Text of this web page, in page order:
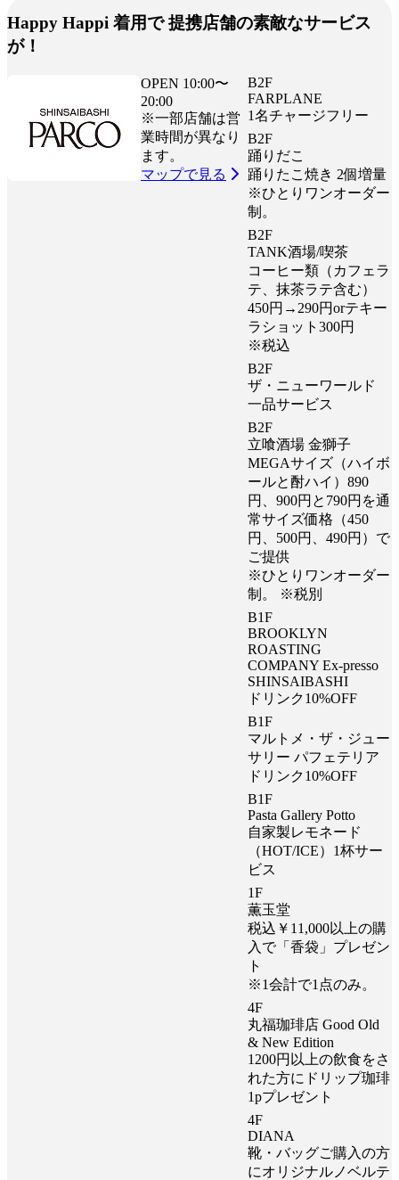
Happy Happi 着用で 提携店舗の素敵なサービス
が！
OPEN 10:00〜
20:00
※一部店舗は営
業時間が異なり
ます。
マップで見る
B2F
FARPLANE
1名チャージフリー
B2F
踊りだこ
踊りたこ焼き 2個増量
※ひとりワンオーダー
制。
B2F
TANK酒場/喫茶
コーヒー類（カフェラ
テ、抹茶ラテ含む）
450円→290円orテキー
ラショット300円
※税込
B2F
ザ・ニューワールド
一品サービス
B2F
立喰酒場 金獅子
MEGAサイズ（ハイボ
ールと酎ハイ）890
円、900円と790円を通
常サイズ価格（450
円、500円、490円）で
ご提供
※ひとりワンオーダー
制。 ※税別
B1F
BROOKLYN
ROASTING
COMPANY Ex-presso
SHINSAIBASHI
ドリンク10%OFF
B1F
マルトメ・ザ・ジュー
サリー パフェテリア
ドリンク10%OFF
B1F
Pasta Gallery Potto
自家製レモネード
（HOT/ICE）1杯サー
ビス
1F
薫玉堂
税込￥11,000以上の購
入で「香袋」プレゼン
ト
※1会計で1点のみ。
4F
丸福珈琲店 Good Old
& New Edition
1200円以上の飲食をさ
れた方にドリップ珈琲
1pプレゼント
4F
DIANA
靴・バッグご購入の方
にオリジナルノベルテ